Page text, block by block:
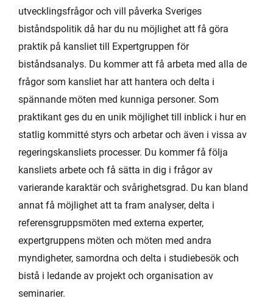
utvecklingsfrågor och vill påverka Sveriges
biståndspolitik då har du nu möjlighet att få göra
praktik på kansliet till Expertgruppen för
biståndsanalys. Du kommer att få arbeta med alla de
frågor som kansliet har att hantera och delta i
spännande möten med kunniga personer. Som
praktikant ges du en unik möjlighet till inblick i hur en
statlig kommitté styrs och arbetar och även i vissa av
regeringskansliets processer. Du kommer få följa
kansliets arbete och få sätta in dig i frågor av
varierande karaktär och svårighetsgrad. Du kan bland
annat få möjlighet att ta fram analyser, delta i
referensgruppsmöten med externa experter,
expertgruppens möten och möten med andra
myndigheter, samordna och delta i studiebesök och
bistå i ledande av projekt och organisation av
seminarier.